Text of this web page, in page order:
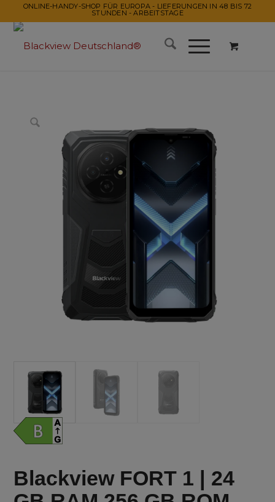
ONLINE-HANDY-SHOP FÜR EUROPA - LIEFERUNGEN IN 48 BIS 72
STUNDEN - ARBEITSTAGE
Blackview FORT 1 | 24